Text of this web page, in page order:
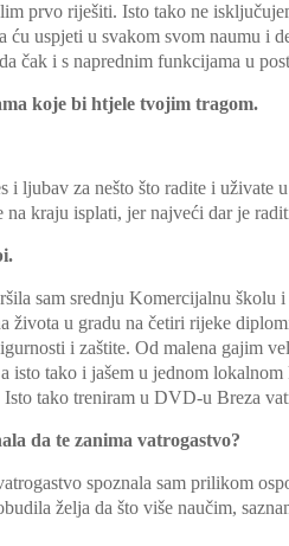
prvo riješiti. Isto tako ne
ću uspjeti u svakom svom naumu i
čak i s naprednim funkcijama u
koje bi htjele tvojim tragom.
i ljubav za nešto što radite i uživate
na kraju isplati, jer najveći dar je
sam srednju Komercijalnu školu
života u gradu na četiri rijeke
i zaštite. Od malena gajim
isto tako i jašem u jednom
Isto tako treniram u DVD-u Breza
da te zanima vatrogastvo?
spoznala sam prilikom
želja da što više naučim,